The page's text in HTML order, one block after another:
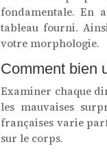
fondamentale. En
tableau fourni.
votre morphologie.
Comment bien
Examiner chaque
les mauvaises
françaises varie
sur le corps.